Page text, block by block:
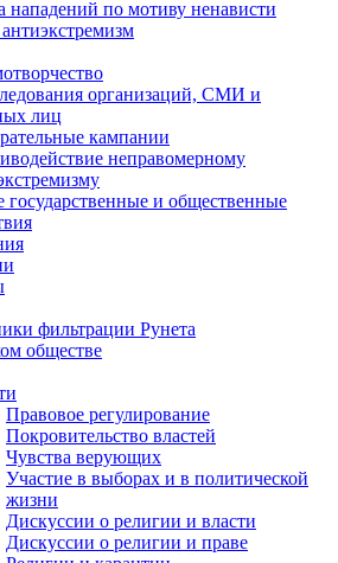
нападений по мотиву ненависти
организаций, СМИ и
лиц
кампании
неправомерному
и общественные
фильтрации Рунета
обществе
Правовое регулирование
Покровительство властей
Чувства верующих
Участие в выборах и в политической
жизни
Дискуссии о религии и власти
Дискуссии о религии и праве